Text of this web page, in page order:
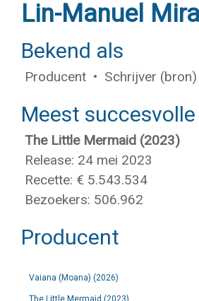
Lin-Manuel
Bekend als
Producent • Schrijver
Meest
The Little Mermaid (2023)
Release: 24 mei 2023
Recette: € 5.543.534
Bezoekers: 506.962
Producent
Vaiana (Moana) (2026)
The Little Mermaid (2023)